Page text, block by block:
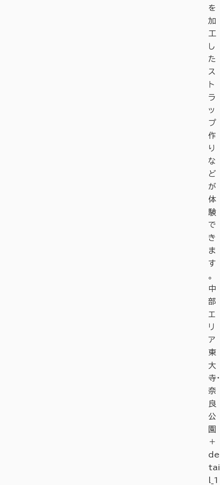
を
加
工
し
た
ス
ト
ラ
ッ
プ
作
り
な
ど
が
体
験
で
き
ま
す
。
中
部
エ
リ
ア
東
大
寺・
奈
良
公
園
＋
de
tai
l_1